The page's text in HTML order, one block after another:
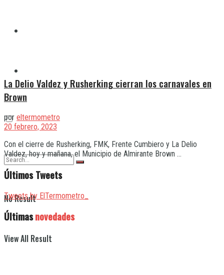
No Result
View All Result
La Delio Valdez y Rusherking cierran los carnavales en
Brown
por eltermometro
20 febrero, 2023
Con el cierre de Rusherking, FMK, Frente Cumbiero y La Delio
Valdez, hoy y mañana, el Municipio de Almirante Brown ...
Últimos Tweets
Tweets by ElTermometro_
Últimasnovedades